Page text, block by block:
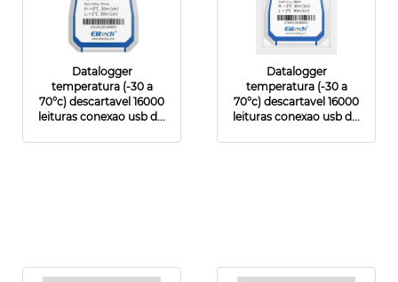
Datalogger
temperatura (-30 a
70°c) descartavel 16000
leituras conexao usb d...
Datalogger
temperatura (-30 a
70°c) descartavel 16000
leituras conexao usb d...